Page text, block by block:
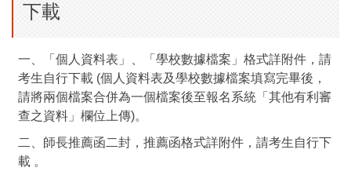
下載
一、「個人資料表」、「學校數據檔案」格式詳附件，請
考生自行下載 (個人資料表及學校數據檔案填寫完畢後，
請將兩個檔案合併為一個檔案後至報名系統「其他有利審
查之資料」欄位上傳)。
二、師長推薦函二封，推薦函格式詳附件，請考生自行下
載 。